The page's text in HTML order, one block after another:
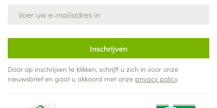
Inschrijven
Door op inschrijven te klikken, schrijft u zich in voor onze
nieuwsbrief en gaat u akkoord met onze privacy policy.